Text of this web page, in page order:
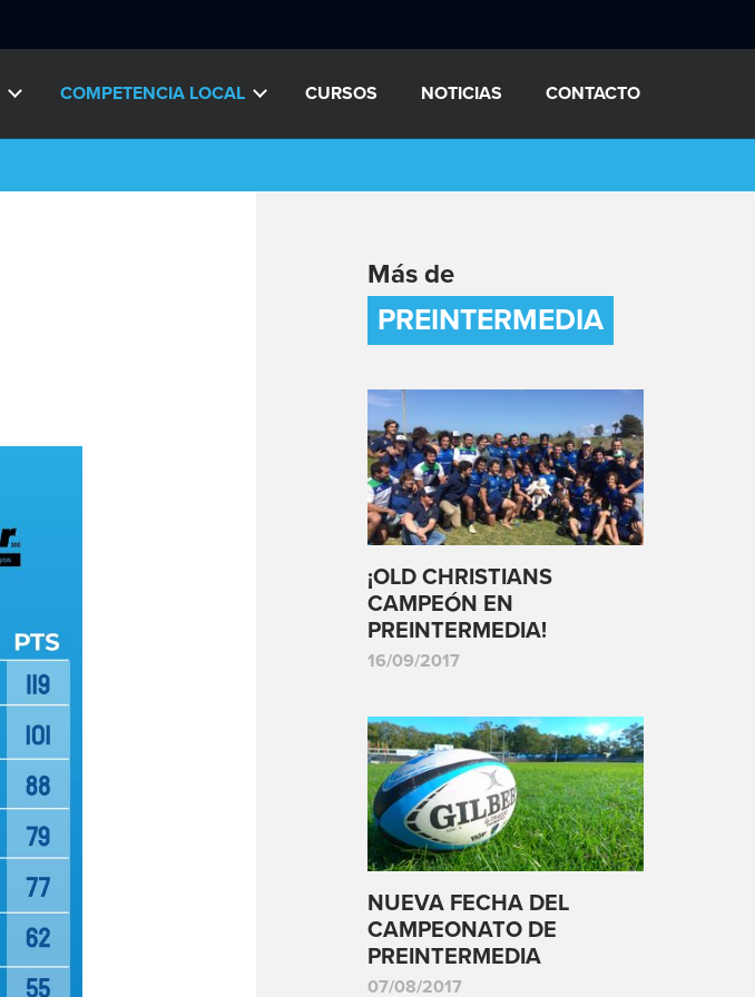
COMPETENCIA LOCAL CURSOS NOTICIAS CONTACTO
Más de
PREINTERMEDIA
¡OLD CHRISTIANS
CAMPEÓN EN
PREINTERMEDIA!
16/09/2017
NUEVA FECHA DEL
CAMPEONATO DE
PREINTERMEDIA
07/08/2017